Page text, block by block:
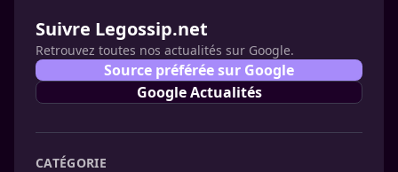
Suivre Legossip.net
Retrouvez toutes nos actualités sur Google.
Source préférée sur Google
Google Actualités
CATÉGORIE